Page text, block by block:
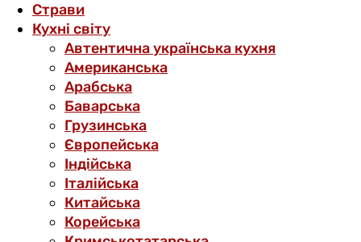
Страви
Кухні світу
Автентична українська кухня
Американська
Арабська
Баварська
Грузинська
Європейська
Індійська
Італійська
Китайська
Корейська